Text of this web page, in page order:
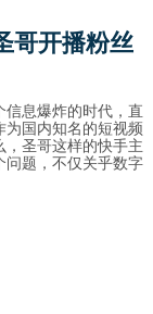
哥开播粉丝
息爆炸的时代，直
国内知名的短视频
圣哥这样的快手主
问题，不仅关乎数字